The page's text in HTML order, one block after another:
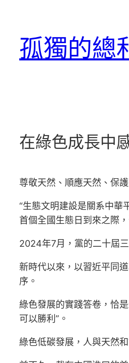
孤獨的總
在綠色成長中
尊敬天然、順應天然、保
“生態文明建設是關系中華
首個全國生態日到來之際
2024年7月，黨的二十屆
新時代以來，以習近平同
序。
綠色發展的實踐答卷，恰
可以勝利”。
綠色低碳發展，人與天然